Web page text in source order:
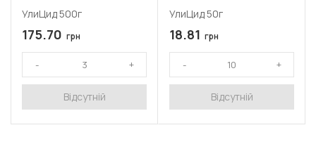
УлиЦид 500г
175.70 грн
Відсутній
УлиЦид 50г
18.81 грн
Відсутній